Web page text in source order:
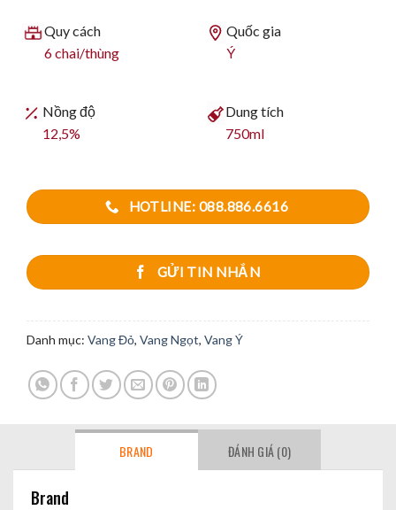
Quy cách
6 chai/thùng
Quốc gia
Ý
Nồng độ
12,5%
Dung tích
750ml
HOTLINE: 088.886.6616
GỬI TIN NHẮN
Danh mục: Vang Đỏ, Vang Ngọt, Vang Ý
BRAND ĐÁNH GIÁ (0)
Brand